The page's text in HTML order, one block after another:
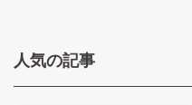
人気の記事